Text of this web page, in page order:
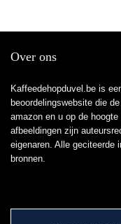
Over ons
Kaffeedehopduvel.be is
beoordelingswebsite die
amazon en u op de
afbeeldingen zijn
eigenaren. Alle geciteerde
bronnen.